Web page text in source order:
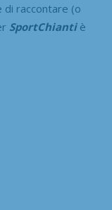
di raccontare (o
SportChiantiè